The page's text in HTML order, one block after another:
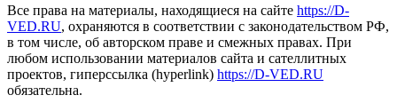
Все права на материалы, находящиеся на сайте https://D-
VED.RU, охраняются в соответствии с законодательством РФ,
в том числе, об авторском праве и смежных правах. При
любом использовании материалов сайта и сателлитных
проектов, гиперссылка (hyperlink) https://D-VED.RU
обязательна.